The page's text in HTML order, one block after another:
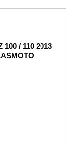
100 / 110 2013